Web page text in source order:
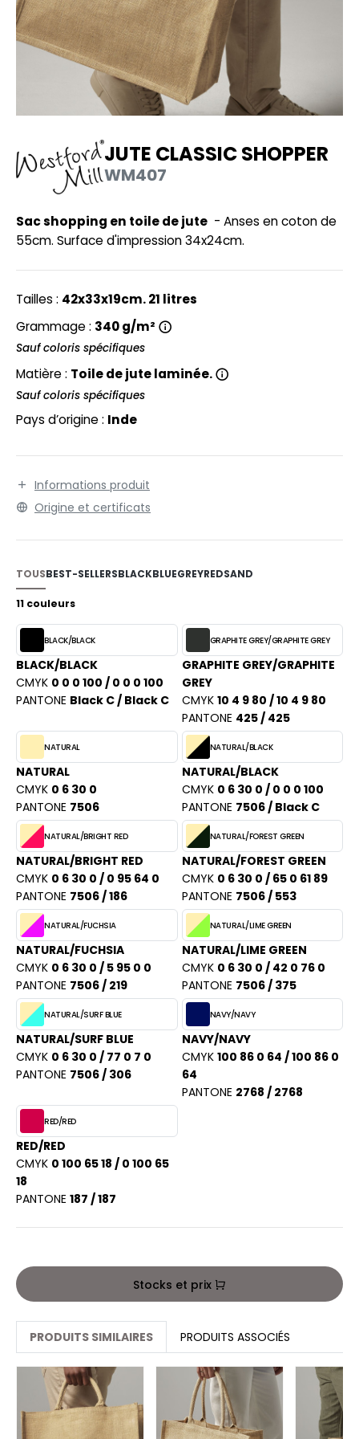
VISIBILITE
MODULABLES
DE MAISON
IN EUROPE
LABEL / TEAR AWAY
SHOPPING
VETEMENTS
SHIRT
SHIRT
PROFESSIONNELLE
- BLOUSON
YOUR BRAND
SI ON L'APPELAIT FRANCIS
BY PROMODORO
HALES
ROW
OF THE LOOM
OF THE LOOM VINTAGE
- BLANKS
COOL
HOODS
T'S
SERIE
MORNING STUDIOS
SEGURIDAD
DUICK
JUTE CLASSIC SHOPPER
WM407
Sac shopping en toile de jute - Anses en coton de
55cm. Surface d'impression 34x24cm.
Tailles : 42x33x19cm. 21 litres
Grammage : 340 g/m²
Sauf coloris spécifiques
Matière : Toile de jute laminée.
Sauf coloris spécifiques
Pays d’origine : Inde
Informations produit
Origine et certificats
TOUSBEST-SELLERSBLACKBLUEGREYREDSAND
11 couleurs
BLACK/BLACK
BLACK/BLACK
CMYK 0 0 0 100 / 0 0 0 100
PANTONE Black C / Black C
GRAPHITE GREY/GRAPHITE GREY
GRAPHITE GREY/GRAPHITE
GREY
CMYK 10 4 9 80 / 10 4 9 80
PANTONE 425 / 425
NATURAL
NATURAL
CMYK 0 6 30 0
PANTONE 7506
NATURAL/BLACK
NATURAL/BLACK
CMYK 0 6 30 0 / 0 0 0 100
PANTONE 7506 / Black C
NATURAL/BRIGHT RED
NATURAL/BRIGHT RED
CMYK 0 6 30 0 / 0 95 64 0
PANTONE 7506 / 186
NATURAL/FOREST GREEN
NATURAL/FOREST GREEN
CMYK 0 6 30 0 / 65 0 61 89
PANTONE 7506 / 553
NATURAL/FUCHSIA
NATURAL/FUCHSIA
CMYK 0 6 30 0 / 5 95 0 0
PANTONE 7506 / 219
NATURAL/LIME GREEN
NATURAL/LIME GREEN
CMYK 0 6 30 0 / 42 0 76 0
PANTONE 7506 / 375
NATURAL/SURF BLUE
NATURAL/SURF BLUE
CMYK 0 6 30 0 / 77 0 7 0
PANTONE 7506 / 306
NAVY/NAVY
NAVY/NAVY
CMYK 100 86 0 64 / 100 86 0
64
PANTONE 2768 / 2768
RED/RED
RED/RED
CMYK 0 100 65 18 / 0 100 65
18
PANTONE 187 / 187
Stocks et prix
PRODUITS SIMILAIRES PRODUITS ASSOCIÉS